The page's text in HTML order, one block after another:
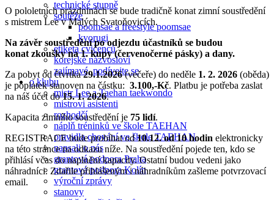
technické stupně
soutěže
poomsae a freestyle poomsae
kyorugi
etiketa cvičenců
korejské názvosloví
zajímavé, podívejte se
o klubu
mistr Lee a Taehan taekwondo
mistrovi asistenti
rozhodčí
náplň tréninků ve škole TAEHAN
pravidla chování ve škole TAEHAN
napsali o nás
grantová podpora Praha
grantová podpora Kolín
výroční zprávy
stanovy
O pololetních prázdninách se bude tradičně konat zimní soustředění
s mistrem Lee v Malých Svatoňovicích.
Na závěr soustředění po odjezdu účastníků se budou
konat zkoušky na 1. kupy(červenočerné pásky) a dany.
Za pobyt od čtvrtka29.1.2026(večeře) do neděle 1. 2. 2026 (oběda)
je poplatek stanoven na částku: 3.100,-Kč. Platbu je potřeba zaslat
na náš účet do15. 1. 2026.
Kapacita zimního soustředění je 75 lidí.
REGISTRACE bude probíhat od10.12. od 10 hodin elektronicky
na této stránce na odkazu níže. Na soustředění pojede ten, kdo se
přihlásí včas do naplnění kapacity. Ostatní budou vedeni jako
náhradníci. Zdařile přihlášeným i náhradníkům zašleme potvrzovací
email.